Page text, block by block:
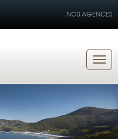
NOS AGENCES